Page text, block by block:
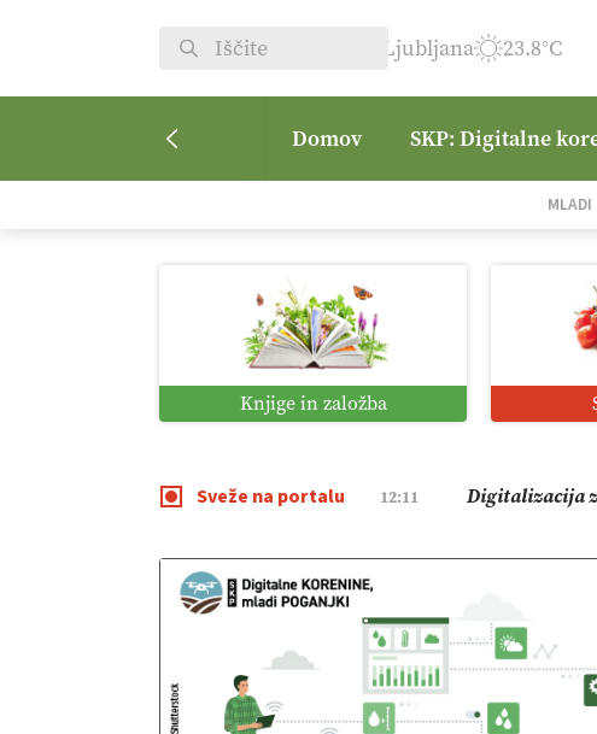
Ljubljana 23.8°C
Domov SKP: Digitalne
MLADI
Knjige in založba
Sveže na portalu
08:50 Vrt Dvorjane
01:38 Digitalno od
12:11 Digitalizacija
09:09 Pomagajmo